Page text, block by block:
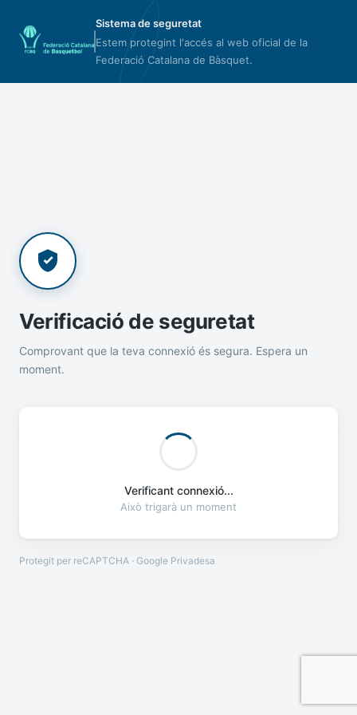
Sistema de seguretat
Estem protegint l'accés al web oficial de la
Federació Catalana de Bàsquet.
Verificació de seguretat
Comprovant que la teva connexió és segura. Espera un
moment.
Verificant connexió...
Això trigarà un moment
Protegit per reCAPTCHA · Google Privadesa